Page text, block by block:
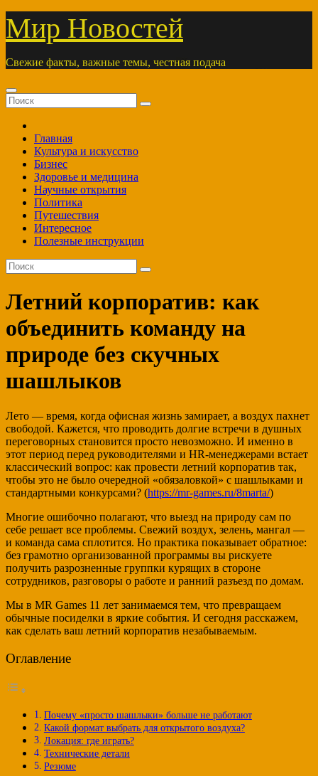
Перейти
содержимому
Мир Новостей
Свежие факты, важные темы, честная подача
Главная
Культура и искусство
Бизнес
Здоровье и медицина
Научные открытия
Политика
Путешествия
Интересное
Полезные инструкции
Летний корпоратив: как
объединить команду на
природе без скучных
шашлыков
Лето — время, когда офисная жизнь замирает, а воздух пахнет
свободой. Кажется, что проводить долгие встречи в душных
переговорных становится просто невозможно. И именно в
этот период перед руководителями и HR-менеджерами встает
классический вопрос: как провести летний корпоратив так,
чтобы это не было очередной «обязаловкой» с шашлыками и
стандартными конкурсами? (https://mr-games.ru/8marta/)
Многие ошибочно полагают, что выезд на природу сам по
себе решает все проблемы. Свежий воздух, зелень, мангал —
и команда сама сплотится. Но практика показывает обратное:
без грамотно организованной программы вы рискуете
получить разрозненные группки курящих в стороне
сотрудников, разговоры о работе и ранний разъезд по домам.
Мы в MR Games 11 лет занимаемся тем, что превращаем
обычные посиделки в яркие события. И сегодня расскажем,
как сделать ваш летний корпоратив незабываемым.
Оглавление
Почему «просто шашлыки» больше не работают
Какой формат выбрать для открытого воздуха?
Локация: где играть?
Технические детали
Резюме